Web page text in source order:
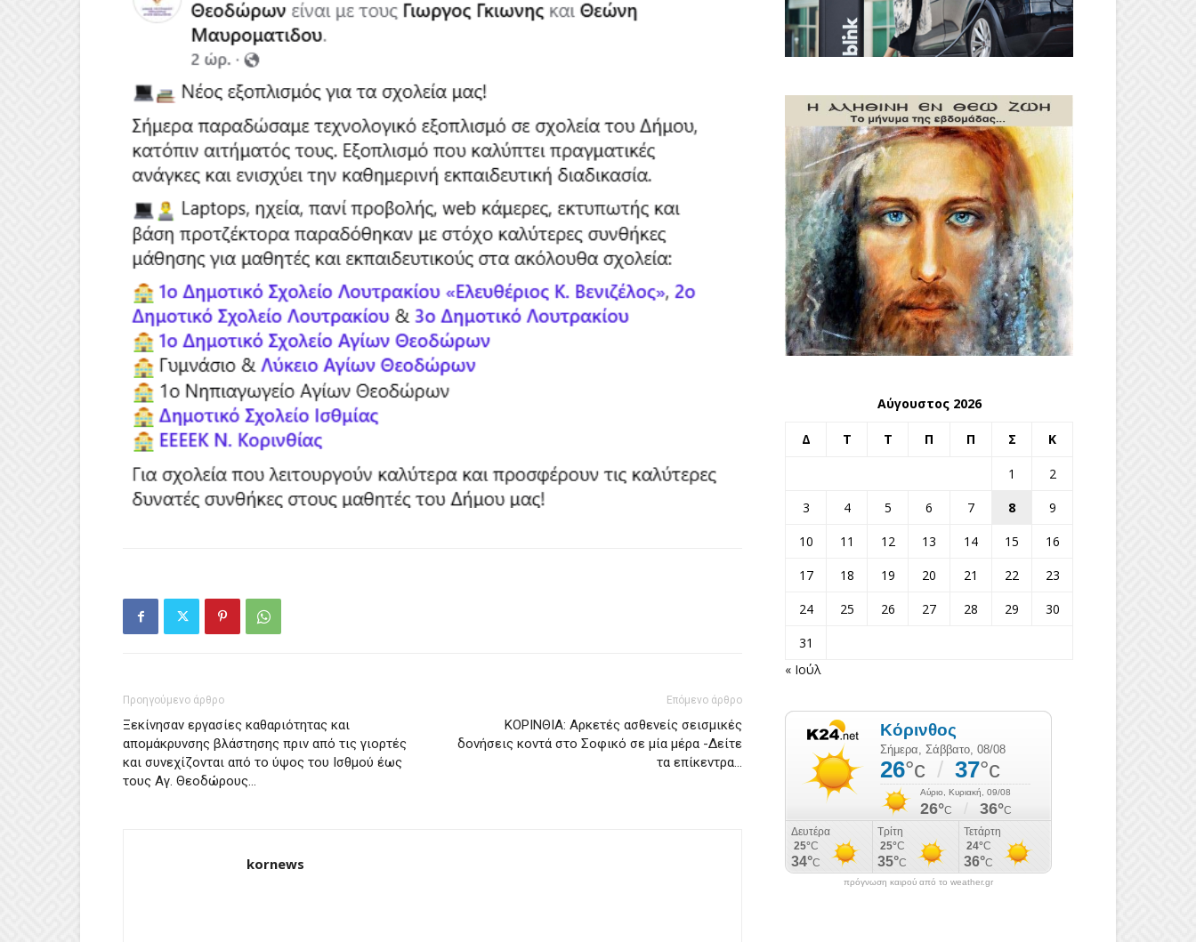
Προηγούμενο άρθρο
Ξεκίνησαν εργασίες καθαριότητας και
απομάκρυνσης βλάστησης πριν από τις γιορτές
και συνεχίζονται από το ύψος του Ισθμού έως
τους Αγ. Θεοδώρους…
Επόμενο άρθρο
ΚΟΡΙΝΘΙΑ: Αρκετές ασθενείς σεισμικές
δονήσεις κοντά στο Σοφικό σε μία μέρα -Δείτε
τα επίκεντρα…
kornews
Αύγουστος 2026
Δ Τ Τ Π Π Σ Κ
1
2
3
4 5 6 7 8
9
10
11 12 13 14 15
16
17
18 19 20 21 22
23
24
25 26 27 28 29
30
31
« Ιούλ
πρόγνωση καιρού από το weather.gr